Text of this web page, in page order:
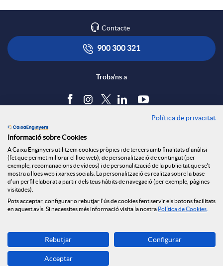
Contacte
900 300 321
Troba'ns a
Política de cookies
Avís legal
Seguretat Online
Canal denúncies
Descarrega-la ara
Banca MOBILE
Política de privacitat
Informació sobre Cookies
A Caixa Enginyers utilitzem cookies pròpies i de tercers amb finalitats d'anàlisi
(fet que permet millorar el lloc web), de personalització de contingut (per
exemple, recomanacions de vídeos) i de personalització de la publicitat que se't
mostra a llocs web i xarxes socials. La personalització es realitza sobre la base
d'un perfil elaborat a partir dels teus hàbits de navegació (per exemple, pàgines
visitades).
Pots acceptar, configurar o rebutjar l'ús de cookies fent servir els botons facilitats
en aquest avís. Si necessites més informació visita la nostra Política de Cookies
Rebutjar Configurar
Acceptar